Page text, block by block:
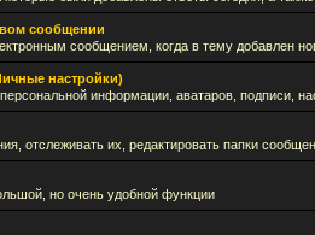
сообщении
сообщением, когда в тему добавлен
настройки)
персональной информации, аватаров, подписи,
отслеживать их, редактировать папки
но очень удобной функции